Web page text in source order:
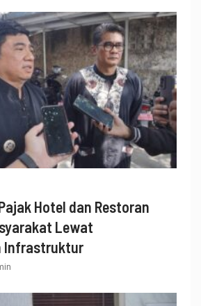
Hotel dan Restoran
Lewat
Infrastruktur